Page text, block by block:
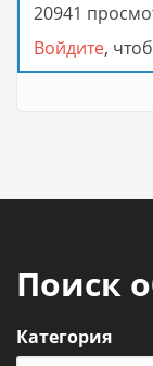
20941
Войдите,
Поиск
Категория